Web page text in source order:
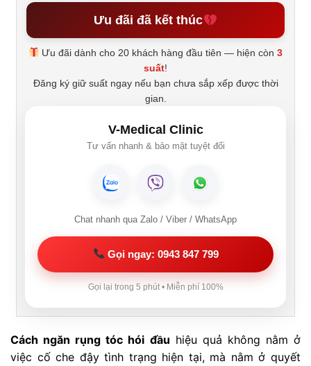
Ưu đãi đã kết thúc
Ưu đãi dành cho 20 khách hàng đầu tiên — hiện còn3
suất!
Đăng ký giữ suất ngay nếu bạn chưa sắp xếp được thời
gian.
V-Medical Clinic
Tư vấn nhanh & bảo mật tuyệt đối
Chat nhanh qua Zalo / Viber / WhatsApp
Gọi ngay: 0943 847 799
Gọi lại trong 5 phút • Miễn phí 100%
Cách ngăn rụng tóc hói đầu hiệu quả không nằm ở
việc cố che đậy tình trạng hiện tại, mà nằm ở quyết